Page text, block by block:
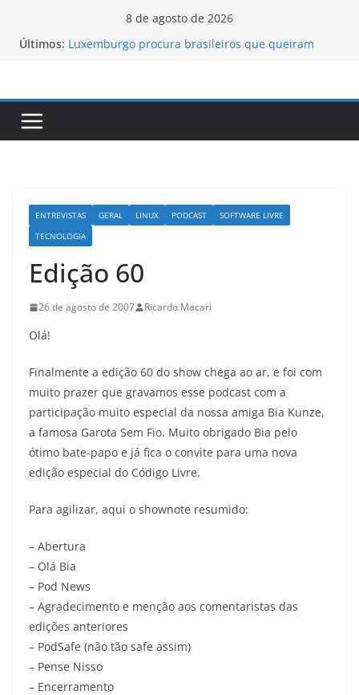
8 de agosto de 2026
Últimos: Luxemburgo procura brasileiros que queiram
Luxemburgo e Canadá assinam protocolo sobre a
ENTREVISTAS GERAL LINUX PODCAST
SOFTWARE LIVRE
TECNOLOGIA
Edição 60
26 de agosto de 2007 Ricardo Macari
Olá!
Finalmente a edição 60 do show chega ao ar, e foi com
muito prazer que gravamos esse podcast com a
participação muito especial da nossa amiga Bia Kunze,
a famosa Garota Sem Fio. Muito obrigado Bia pelo
ótimo bate-papo e já fica o convite para uma nova
edição especial do Código Livre.
Para agilizar, aqui o shownote resumido:
– Abertura
– Olá Bia
– Pod News
– Agradecimento e menção aos comentaristas das
edições anteriores
– PodSafe (não tão safe assim)
– Pense Nisso
– Encerramento